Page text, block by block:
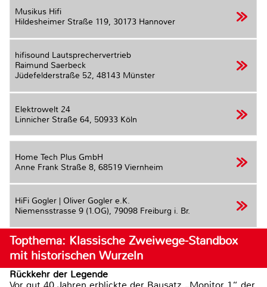
Musikus Hifi
Hildesheimer Straße 119, 30173 Hannover
hifisound Lautsprechervertrieb
Raimund Saerbeck
Jüdefelderstraße 52, 48143 Münster
Elektrowelt 24
Linnicher Straße 64, 50933 Köln
Home Tech Plus GmbH
Anne Frank Straße 8, 68519 Viernheim
HiFi Gogler | Oliver Gogler e.K.
Niemensstrasse 9 (1.OG), 79098 Freiburg i. Br.
Topthema: Klassische Zweiwege-Standbox
mit historischen Wurzeln
Rückkehr der Legende